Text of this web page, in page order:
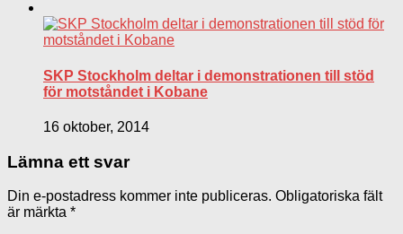
SKP Stockholm deltar i demonstrationen till stöd
för motståndet i Kobane
16 oktober, 2014
Lämna ett svar
Din e-postadress kommer inte publiceras. Obligatoriska fält
är märkta *